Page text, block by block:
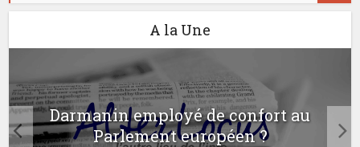
A la Une
Darmanin employé de confort au
Parlement européen ?